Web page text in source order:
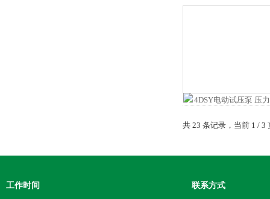
共 23 条记录，当前 1 /
工作时间 联系方式